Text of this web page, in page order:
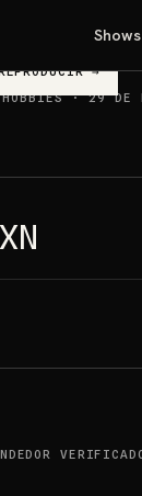
Shows
→
·29 DE